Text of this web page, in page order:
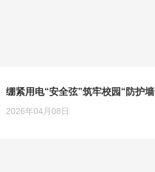
绷紧用电“安全弦”筑牢校园“防护墙
2026年04月08日